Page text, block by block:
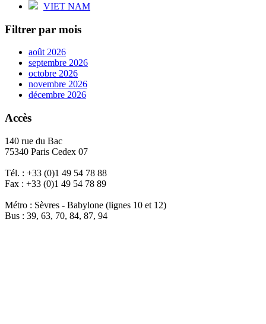
VIET NAM
Filtrer par mois
août 2026
septembre 2026
octobre 2026
novembre 2026
décembre 2026
Accès
140 rue du Bac
75340 Paris Cedex 07
Tél. : +33 (0)1 49 54 78 88
Fax : +33 (0)1 49 54 78 89
Métro : Sèvres - Babylone (lignes 10 et 12)
Bus : 39, 63, 70, 84, 87, 94